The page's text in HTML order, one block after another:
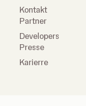
Kontakt
Partner
Developers
Presse
Karierre